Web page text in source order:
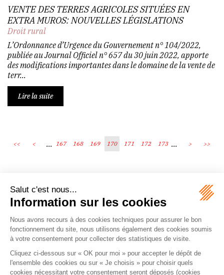
VENTE DES TERRES AGRICOLES SITUÉES EN
EXTRA MUROS: NOUVELLES LÉGISLATIONS
Droit rural
L’Ordonnance d’Urgence du Gouvernement n° 104/2022,
publiée au Journal Officiel n° 657 du 30 juin 2022, apporte
des modifications importantes dans le domaine de la vente de
terr...
Lire la suite
<< < ... 167 168 169 170 171 172 173 ... > >>
Écosystème
Carrières
Honoraires
Contacts